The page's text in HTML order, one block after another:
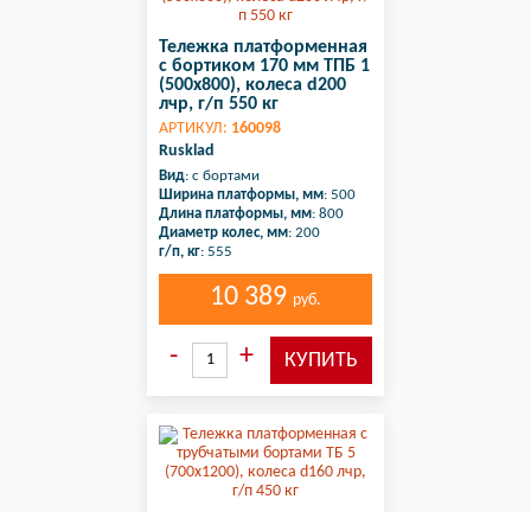
Тележка платформенная
с бортиком 170 мм ТПБ 1
(500x800), колеса d200
лчр, г/п 550 кг
АРТИКУЛ: 160098
Rusklad
Вид: с бортами
Ширина платформы, мм: 500
Длина платформы, мм: 800
Диаметр колес, мм: 200
г/п, кг: 555
10 389 руб.